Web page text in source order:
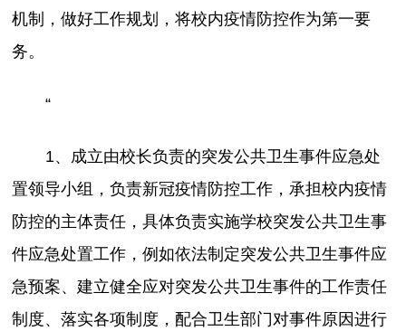
机制，做好工作规划，将校内疫情防控作为第一要
务。
“
1、成立由校长负责的突发公共卫生事件应急处
置领导小组，负责新冠疫情防控工作，承担校内疫情
防控的主体责任，具体负责实施学校突发公共卫生事
件应急处置工作，例如依法制定突发公共卫生事件应
急预案、建立健全应对突发公共卫生事件的工作责任
制度、落实各项制度，配合卫生部门对事件原因进行